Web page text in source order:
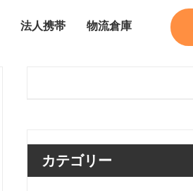
法人携帯 物流倉庫
カテゴリー